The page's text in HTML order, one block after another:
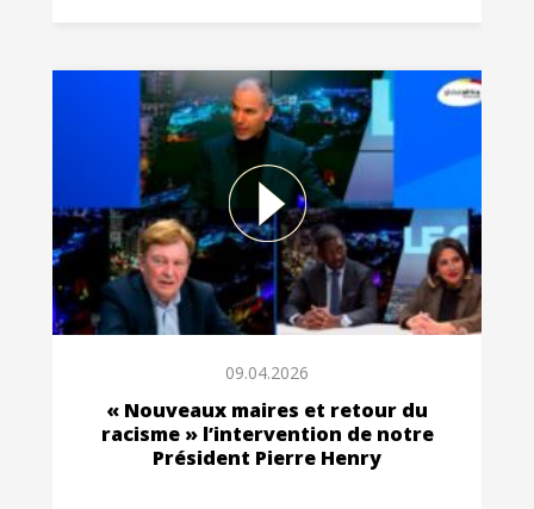
09.04.2026
« Nouveaux maires et retour du
racisme » l’intervention de notre
Président Pierre Henry